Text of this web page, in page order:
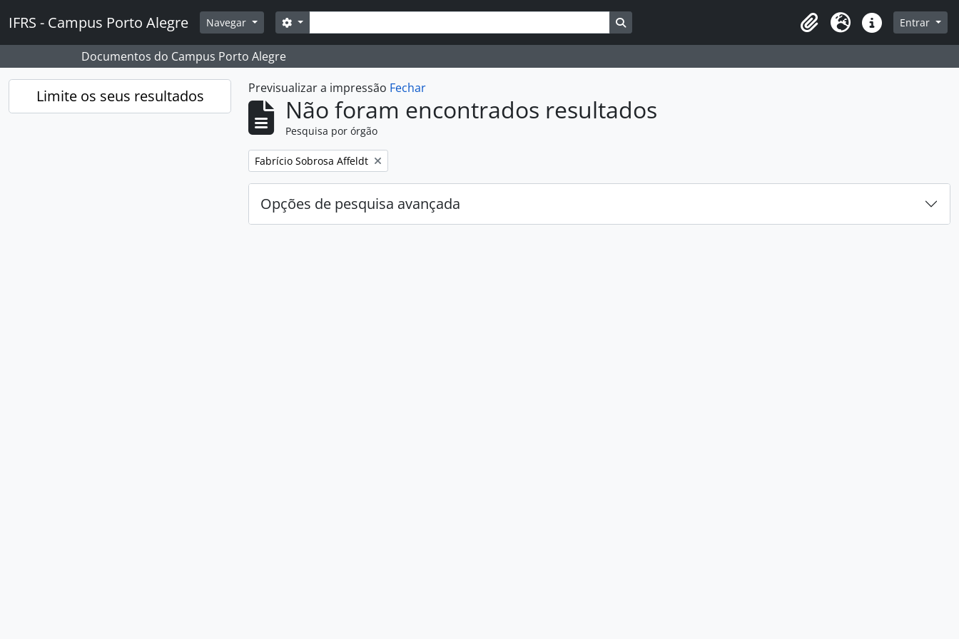
IFRS - Campus Porto Alegre Navegar Pesquisar
Opções de busca Busque na página de navegação
Idioma Ligações rápidas
Entrar
Documentos do Campus Porto Alegre
Limite os seus resultados Previsualizar a impressão Fechar
Não foram encontrados resultados
Pesquisa por órgão
Remover filtro:
Fabrício Sobrosa Affeldt
Opções de pesquisa avançada